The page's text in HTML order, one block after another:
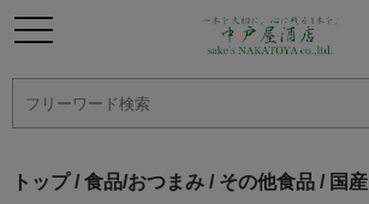
トップ/ 食品/おつまみ / その他食品 / 国産